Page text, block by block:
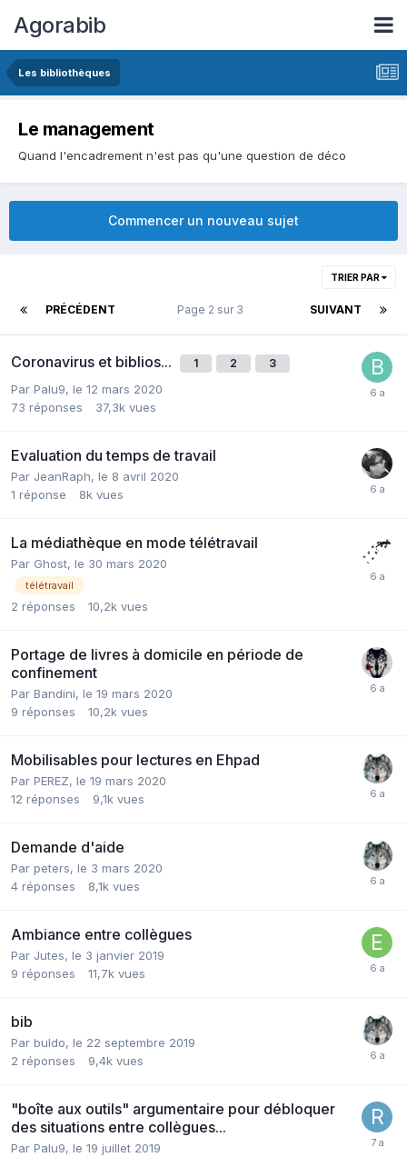
Agorabib
Les bibliothèques
Le management
Quand l'encadrement n'est pas qu'une question de déco
Commencer un nouveau sujet
TRIER PAR
PRÉCÉDENT SUIVANT
Page 2 sur 3
Coronavirus et biblios... 1 2 3
Par Palu9, le 12 mars 2020
73 réponses 37,3k vues
Evaluation du temps de travail
Par JeanRaph, le 8 avril 2020
1 réponse 8k vues
La médiathèque en mode télétravail
Par Ghost, le 30 mars 2020
télétravail
2 réponses 10,2k vues
Portage de livres à domicile en période de
confinement
Par Bandini, le 19 mars 2020
9 réponses 10,2k vues
Mobilisables pour lectures en Ehpad
Par PEREZ, le 19 mars 2020
12 réponses 9,1k vues
Demande d'aide
Par peters, le 3 mars 2020
4 réponses 8,1k vues
Ambiance entre collègues
Par Jutes, le 3 janvier 2019
9 réponses 11,7k vues
bib
Par buldo, le 22 septembre 2019
2 réponses 9,4k vues
"boîte aux outils" argumentaire pour débloquer
des situations entre collègues...
Par Palu9, le 19 juillet 2019